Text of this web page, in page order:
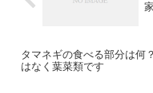
タマネギの食べる部分は何
はなく葉菜類です